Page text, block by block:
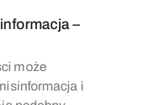
–
może
i